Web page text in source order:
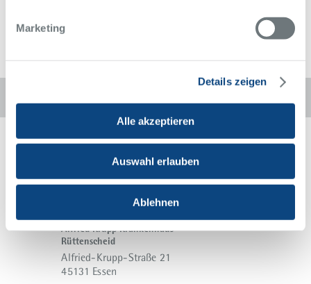
Marketing
Details zeigen
Alle akzeptieren
Auswahl erlauben
Ablehnen
Alfried Krupp Krankenhaus
Rüttenscheid
Alfried-Krupp-Straße 21
45131 Essen